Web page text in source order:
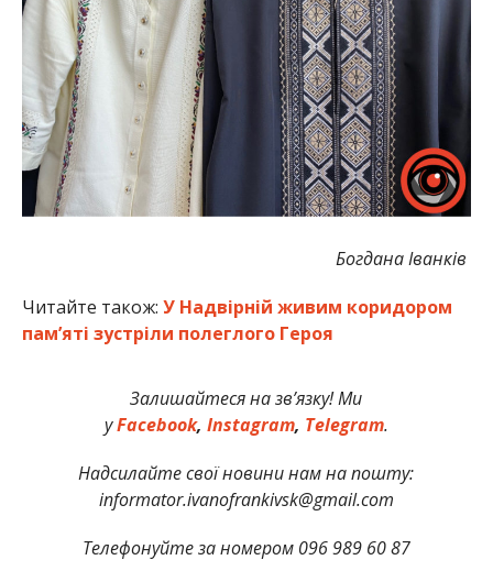
Богдана Іванків
Читайте також: У Надвірній живим коридором
пам’яті зустріли полеглого Героя
Залишайтеся на зв’язку! Ми
уFacebook, Instagram, Telegram.
Надсилайте свої новини нам на пошту:
informator.ivanofrankivsk@gmail.com
Телефонуйте за номером 096 989 60 87